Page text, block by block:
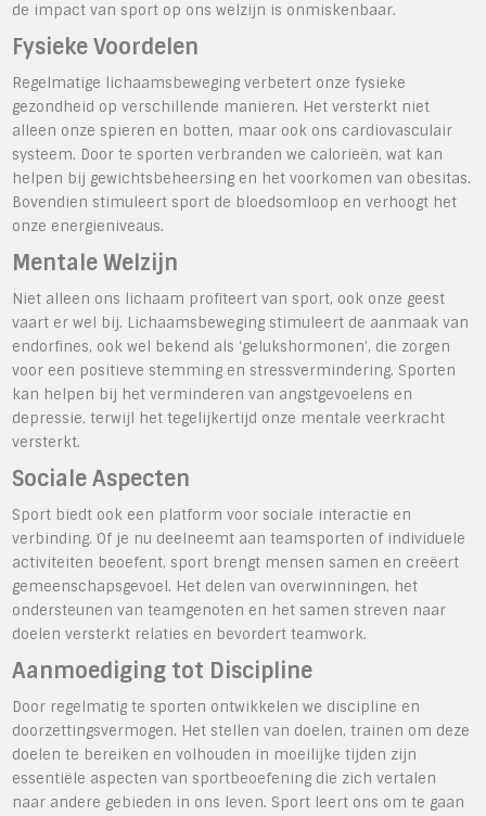
de impact van sport op ons welzijn is onmiskenbaar.
Fysieke Voordelen
Regelmatige lichaamsbeweging verbetert onze fysieke
gezondheid op verschillende manieren. Het versterkt niet
alleen onze spieren en botten, maar ook ons cardiovasculair
systeem. Door te sporten verbranden we calorieën, wat kan
helpen bij gewichtsbeheersing en het voorkomen van obesitas.
Bovendien stimuleert sport de bloedsomloop en verhoogt het
onze energieniveaus.
Mentale Welzijn
Niet alleen ons lichaam profiteert van sport, ook onze geest
vaart er wel bij. Lichaamsbeweging stimuleert de aanmaak van
endorfines, ook wel bekend als ‘gelukshormonen’, die zorgen
voor een positieve stemming en stressvermindering. Sporten
kan helpen bij het verminderen van angstgevoelens en
depressie, terwijl het tegelijkertijd onze mentale veerkracht
versterkt.
Sociale Aspecten
Sport biedt ook een platform voor sociale interactie en
verbinding. Of je nu deelneemt aan teamsporten of individuele
activiteiten beoefent, sport brengt mensen samen en creëert
gemeenschapsgevoel. Het delen van overwinningen, het
ondersteunen van teamgenoten en het samen streven naar
doelen versterkt relaties en bevordert teamwork.
Aanmoediging tot Discipline
Door regelmatig te sporten ontwikkelen we discipline en
doorzettingsvermogen. Het stellen van doelen, trainen om deze
doelen te bereiken en volhouden in moeilijke tijden zijn
essentiële aspecten van sportbeoefening die zich vertalen
naar andere gebieden in ons leven. Sport leert ons om te gaan